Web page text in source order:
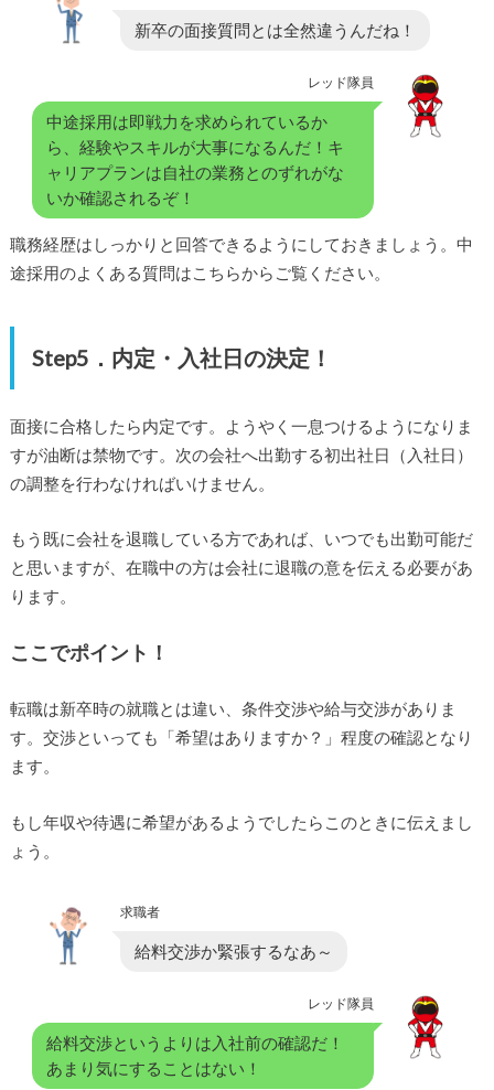
新卒の面接質問とは全然違うんだね！
レッド隊員
中途採用は即戦力を求められているか
ら、経験やスキルが大事になるんだ！キ
ャリアプランは自社の業務とのずれがな
いか確認されるぞ！
職務経歴はしっかりと回答できるようにしておきましょう。中
途採用のよくある質問はこちらからご覧ください。
Step5．内定・入社日の決定！
面接に合格したら内定です。ようやく一息つけるようになりま
すが油断は禁物です。次の会社へ出勤する初出社日（入社日）
の調整を行わなければいけません。
もう既に会社を退職している方であれば、いつでも出勤可能だ
と思いますが、在職中の方は会社に退職の意を伝える必要があ
ります。
ここでポイント！
転職は新卒時の就職とは違い、条件交渉や給与交渉がありま
す。交渉といっても「希望はありますか？」程度の確認となり
ます。
もし年収や待遇に希望があるようでしたらこのときに伝えまし
ょう。
求職者
給料交渉か緊張するなあ～
レッド隊員
給料交渉というよりは入社前の確認だ！
あまり気にすることはない！